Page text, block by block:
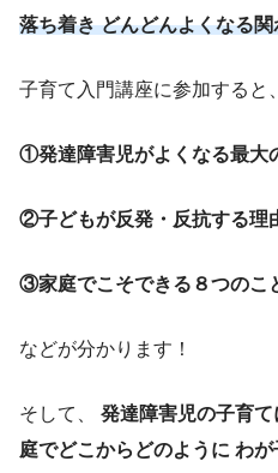
落ち着き どんどんよくなる関
子育て入門講座に参加すると、
①発達障害児がよくなる最大
②子どもが反発・反抗する理
③家庭でこそできる８つのこ
などが分かります！
そして、
発達障害児の子育
庭でどこからどのように わ